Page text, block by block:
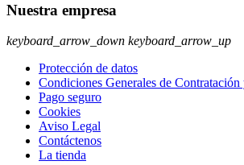
Nuestra empresa
keyboard_arrow_down keyboard_arrow_up
Protección de datos
Condiciones Generales de
Pago seguro
Cookies
Aviso Legal
Contáctenos
La tienda